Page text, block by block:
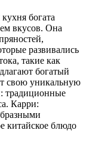
богата
вкусов. Она
развивались
такие как
богатый
свою уникальную
традиционные
Карри:
китайское блюдо